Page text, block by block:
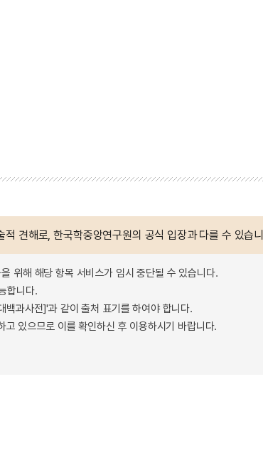
견해로, 한국학중앙연구원의 공식 입장과 다를 수 있습
위해 해당 항목 서비스가 임시 중단될 수 있습니다.
합니다.
과사전]'과 같이 출처 표기를 하여야 합니다.
있으므로 이를 확인하신 후 이용하시기 바랍니다.